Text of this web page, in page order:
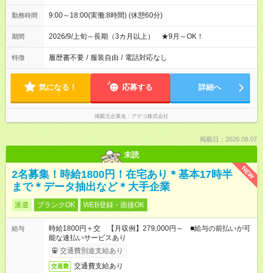
勤務時間 9:00～18:00(実働:8時間) (休憩60分)
期間 2026/9/上旬～長期（3カ月以上） ★9月～OK！
特徴 履歴書不要 / 服装自由 / 電話対応なし
気になる！ 応募する 詳細へ
掲載元企業名 アデコ株式会社
掲載日：2026.08.07
未読
NEW
2名募集！時給1800円！在宅あり＊基本17時半
まで＊データ抽出など＊大手企業
派遣 ブランクOK WEB登録・面接OK
給与
時給1800円＋交 【月収例】279,000円～ ■給与の前払いが可
能な速払いサービスあり
交通費別途支給あり
交通費 交通費支給あり